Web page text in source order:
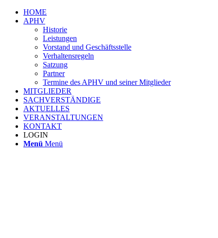
HOME
APHV
Historie
Leistungen
Vorstand und Geschäftsstelle
Verhaltensregeln
Satzung
Partner
Termine des APHV und seiner Mitglieder
MITGLIEDER
SACHVERSTÄNDIGE
AKTUELLES
VERANSTALTUNGEN
KONTAKT
LOGIN
Menü Menü